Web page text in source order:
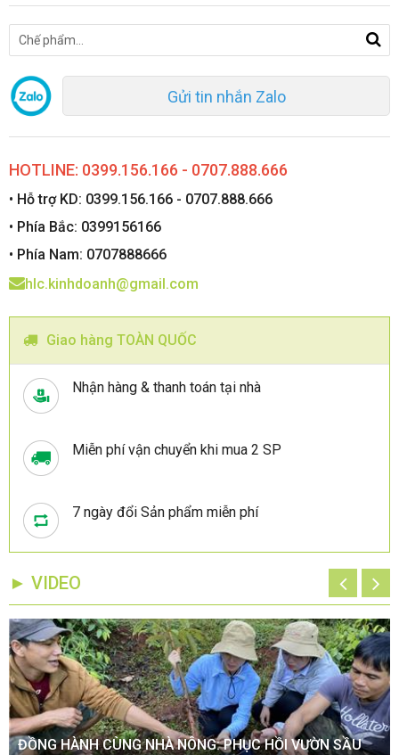
Gửi tin nhắn Zalo
HOTLINE: 0399.156.166 - 0707.888.666
• Hỗ trợ KD: 0399.156.166 - 0707.888.666
• Phía Bắc: 0399156166
• Phía Nam: 0707888666
hlc.kinhdoanh@gmail.com
Giao hàng TOÀN QUỐC
Nhận hàng & thanh toán tại nhà
Miễn phí vận chuyển khi mua 2 SP
7 ngày đổi Sản phẩm miễn phí
► VIDEO
ĐỒNG HÀNH CÙNG NHÀ NÔNG: PHỤC HỒI VƯỜN SẦU